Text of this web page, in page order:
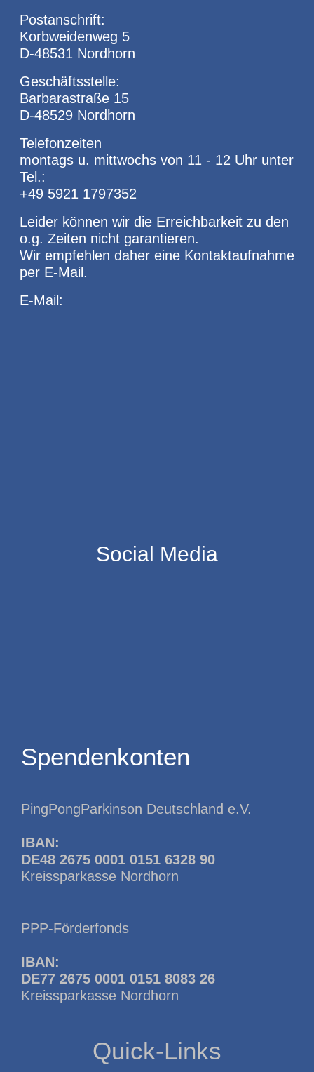
Postanschrift:
Korbweidenweg 5
D-48531 Nordhorn
Geschäftsstelle:
Barbarastraße 15
D-48529 Nordhorn
Telefonzeiten
montags u. mittwochs von 11 - 12 Uhr unter
Tel.:
+49 5921 1797352
Leider können wir die Erreichbarkeit zu den
o.g. Zeiten nicht garantieren.
Wir empfehlen daher eine Kontaktaufnahme
per E-Mail.
E-Mail:
Social Media
Spendenkonten
PingPongParkinson Deutschland e.V.
IBAN:
DE48 2675 0001 0151 6328 90
Kreissparkasse Nordhorn
PPP-Förderfonds
IBAN:
DE77 2675 0001 0151 8083 26
Kreissparkasse Nordhorn
Quick-Links